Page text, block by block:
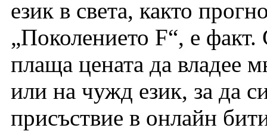
език в света, както
„Поколението F“, е
плаща цената да владее
или на чужд език, за да
присъствие в онлайн